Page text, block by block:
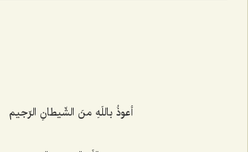
أعوذُ باللَهِ منَ الشّیطانِ الرّجیم